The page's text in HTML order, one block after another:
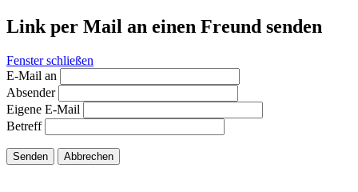
Link per Mail an einen Freund senden
Fenster schließen
E-Mail an
Absender
Eigene E-Mail
Betreff
Senden Abbrechen